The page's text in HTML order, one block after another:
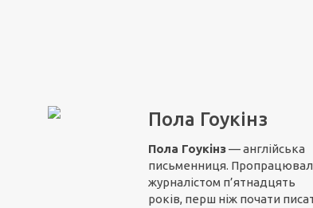
Пола Гоукінз
Пола Гоукінз— англійська
письменниця.
журналістом п’ятнадцять
років, перш ніж почати